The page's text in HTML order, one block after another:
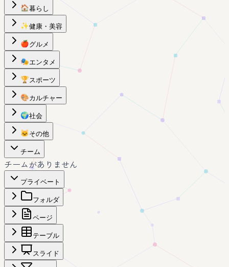
🏠暮らし
✨健康・美容
🍎グルメ
🎭エンタメ
🏆スポーツ
🎨カルチャー
🌍社会
🐱 その他
チーム
チームがありません
プライベート
フォルダ
ページ
テーブル
スライド